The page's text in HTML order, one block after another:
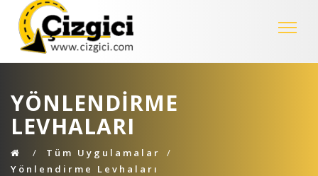
YÖNLENDIRME
LEVHALARI
Tüm Uygulamalar
Yönlendirme Levhaları